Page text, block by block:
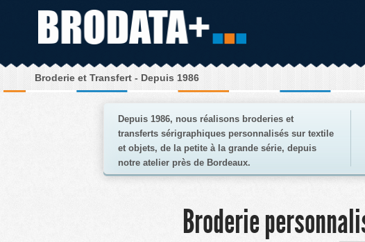
Broderie et Transfert - Depuis 1986
Depuis 1986, nous réalisons broderies et
transferts sérigraphiques personnalisés sur textile
et objets, de la petite à la grande série, depuis
notre atelier près de Bordeaux.
Broderie